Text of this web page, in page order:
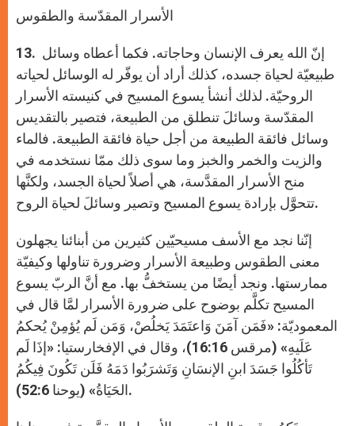
الأسرار المقدّسة والطقوس
13. إنّ الله يعرف الإنسان وحاجاته. فكما أعطاه وسائل
طبيعيّة لحياة جسده، كذلك أراد أن يوفّر له الوسائل لحياته
الروحيّة. لذلك أنشأ يسوع المسيح في كنيسته الأسرار
المقدّسة وسائلَ تنطلق من الطبيعة، فتصير بالتقديس
وسائل فائقة الطبيعة من أجل حياة فائقة الطبيعة. فالماء
والزيت والخمر والخبز وما سوى ذلك ممّا نستخدمه في
منح الأسرار المقدَّسة، هي أصلاً لحياة الجسد، ولكنَّها
تتحوَّل بإرادة يسوع المسيح وتصير وسائلَ لحياة الروح.
إنّنا نجد مع الأسف مسيحيّين كثيرين من أبنائنا يجهلون
معنى الطقوس وطبيعة الأسرار وضرورة تناولها وكيفيّة
ممارستها. ونجد أيضًا من يستخفُّ بها. مع أنَّ الربّ يسوع
المسيح تكلَّم بوضوح على ضرورة الأسرار لمَّا قال في
المعموديّة: «فَمَن آمَنَ وَاعتَمَدَ يَخلُصْ، وَمَن لَم يُؤمِنْ يُحكمُ
عَلَيهِ» (مرقس 16:16)، وقال في الإفخارستيا: «إذَا لَم
تَأكُلُوا جَسَدَ ابنِ الإنسَانِ وَتَشرَبُوا دَمَهُ فَلَن تَكُونَ فِيكُمُ
الحَيَاةُ» (يوحنا 52:6).